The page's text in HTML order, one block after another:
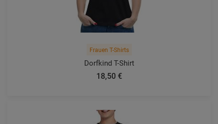
Frauen T-Shirts
Dorfkind T-Shirt
18,50 €